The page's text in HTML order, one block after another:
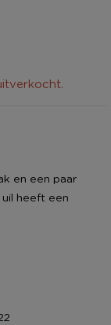
en een paar
heeft een